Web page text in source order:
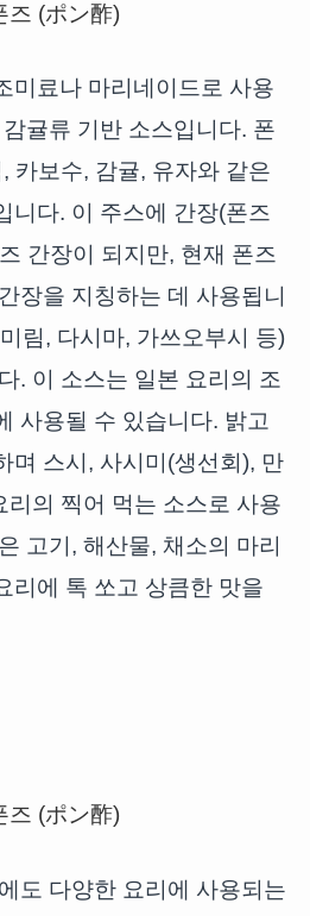
미료나 마리네이드로 사용
귤류 기반 소스입니다. 폰
카보수, 감귤, 유자와 같은
니다. 이 주스에 간장(폰즈
간장이 되지만, 현재 폰즈
장을 지칭하는 데 사용됩니
림, 다시마, 가쓰오부시 등)
. 이 소스는 일본 요리의 조
사용될 수 있습니다. 밝고
며 스시, 사시미(생선회), 만
리의 찍어 먹는 소스로 사용
고기, 해산물, 채소의 마리
리에 톡 쏘고 상큼한 맛을
도 다양한 요리에 사용되는